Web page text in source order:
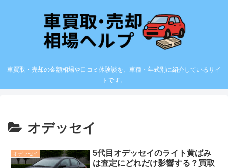
車買取・売却の金額相場や口コミ体験談を、車種・年式別に紹介しているサイ
トです。
オデッセイ
オデッセイ
5代目オデッセイのライト黄ばみ
は査定にどれだけ影響する？買取